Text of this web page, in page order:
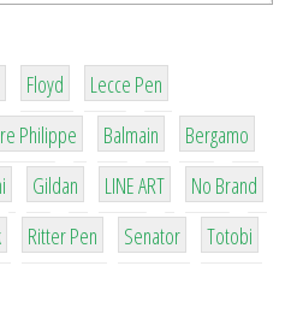
2
Floyd
2
Lecce Pen
1
Philippe
4
Balmain
26
Bergamo
42
Gildan
4
LINE ART
90
No Brand
22
Ritter Pen
15
Senator
43
Totobi